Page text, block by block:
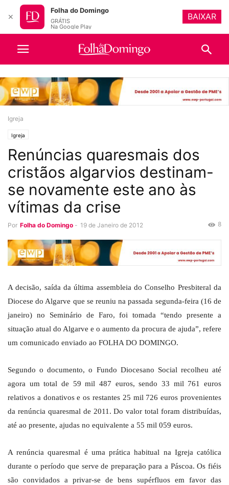
Igreja
Igreja
Renúncias quaresmais dos
cristãos algarvios destinam-
se novamente este ano às
vítimas da crise
Por Folha do Domingo - 19 de Janeiro de 2012 8
A decisão, saída da última assembleia do Conselho Presbiteral da
Diocese do Algarve que se reuniu na passada segunda-feira (16 de
janeiro) no Seminário de Faro, foi tomada “tendo presente a
situação atual do Algarve e o aumento da procura de ajuda”, refere
um comunicado enviado ao FOLHA DO DOMINGO.
Segundo o documento, o Fundo Diocesano Social recolheu até
agora um total de 59 mil 487 euros, sendo 33 mil 761 euros
relativos a donativos e os restantes 25 mil 726 euros provenientes
da renúncia quaresmal de 2011. Do valor total foram distribuídas,
até ao presente, ajudas no equivalente a 55 mil 059 euros.
A renúncia quaresmal é uma prática habitual na Igreja católica
durante o período que serve de preparação para a Páscoa. Os fiéis
são convidados a privar-se de bens supérfluos em favor das
✕
Folha do Domingo
GRÁTIS
Na Google Play
BAIXAR